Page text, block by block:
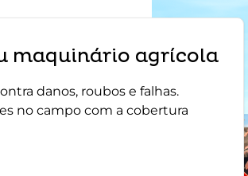
maquinário agrícola
danos, roubos e falhas.
no campo com a cobertura